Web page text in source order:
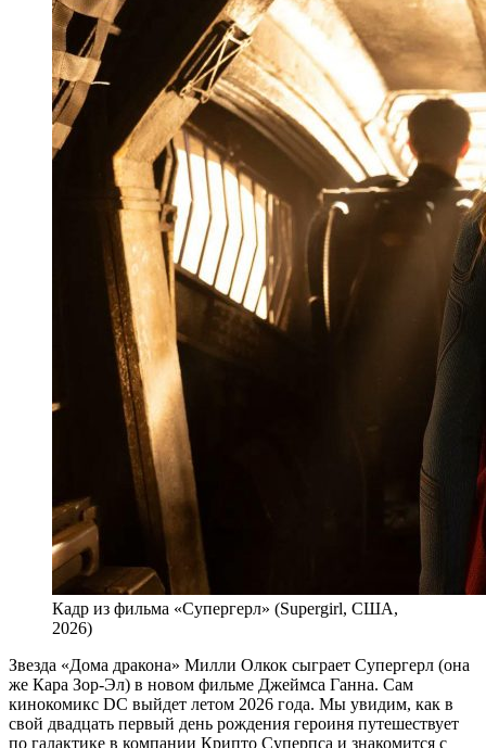
Кадр из фильма «Супергерл» (Supergirl, США,
2026)
Звезда «Дома дракона» Милли Олкок сыграет Супергерл (она
же Кара Зор-Эл) в новом фильме Джеймса Ганна. Сам
кинокомикс DC выйдет летом 2026 года. Мы увидим, как в
свой двадцать первый день рождения героиня путешествует
по галактике в компании Крипто Суперпса и знакомится с